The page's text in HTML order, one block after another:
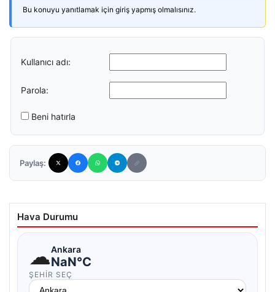
Bu konuyu yanıtlamak için giriş yapmış olmalısınız.
Kullanıcı adı:
Parola:
Beni hatırla
Paylaş:
Hava Durumu
☁Ankara
NaN°C
ŞEHIR SEÇ